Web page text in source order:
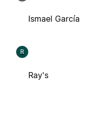
Ismael García
R
Ray's